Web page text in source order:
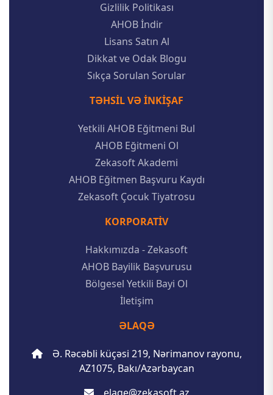
Gizlilik Politikası
AHOB İndir
Lisans Satın Al
Dikkat ve Odak Blogu
Sıkça Sorulan Sorular
TƏHSIL VƏ INKIŞAF
Yetkili AHOB Eğitmeni Bul
AHOB Eğitmeni Ol
Zekasoft Akademi
AHOB Eğitmen Başvuru Kaydı
Zekasoft Çocuk Tiyatrosu
KORPORATIV
Hakkımızda - Zekasoft
AHOB Bayilik Başvurusu
Bölgesel Yetkili Bayi Ol
İletişim
ƏLAQƏ
Ə. Rəcəbli küçəsi 219, Nərimanov rayonu,
AZ1075, Bakı/Azərbaycan